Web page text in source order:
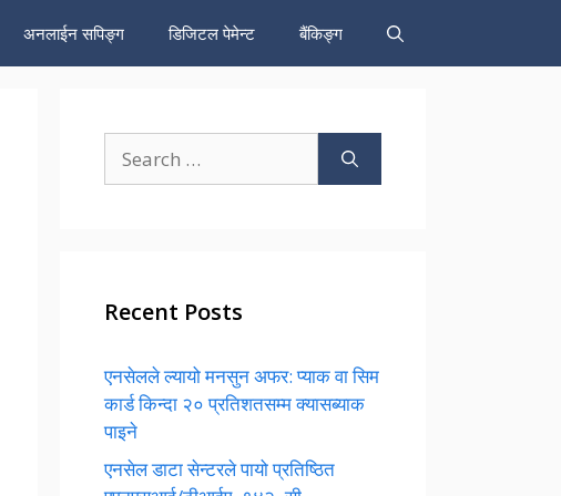
अनलाईन सपिङ्ग डिजिटल पेमेन्ट बैंकिङ्ग
for:
Recent Posts
एनसेलले ल्यायो मनसुन अफर: प्याक वा सिम
कार्ड किन्दा २० प्रतिशतसम्म क्यासब्याक
पाइने
एनसेल डाटा सेन्टरले पायो प्रतिष्ठित